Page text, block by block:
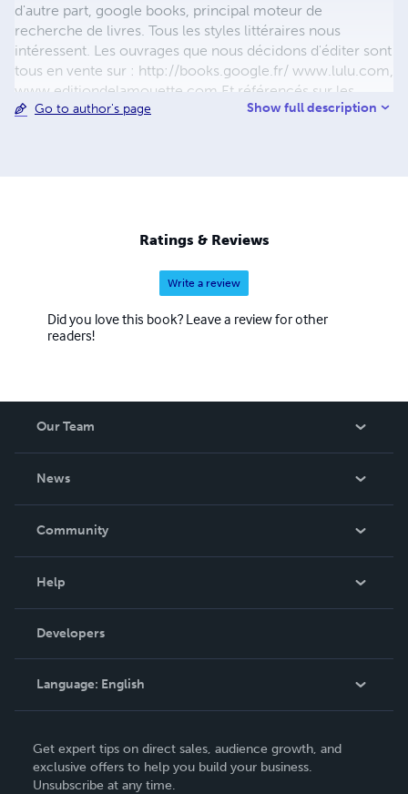
d'autre part, google books, principal moteur de
recherche de livres. Tous les styles littéraires nous
intéressent. Les ouvrages que nous décidons d'éditer sont
tous en vente sur : http://books.google.fr/ www.lulu.com,
www.editiondelamouette.com Et référencés sur les
réseaux DILICOM, Chapitre.com, Place des Libraires,
Go to author's page Show full description
Ratings & Reviews
Write a review
Did you love this book? Leave a review for other
readers!
Our Team
News
In The News
Community
Podcast
Help
Order Lookup
Knowledge Base
Contact Support
Developers
Language: English
Deutsch
Français
Get expert tips on direct sales, audience growth, and
exclusive offers to help you build your business.
Unsubscribe at any time.